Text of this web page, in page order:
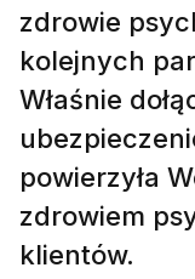
zdrowie
kolejnych
Właśnie
powierzyła
zdrowiem
klientów.